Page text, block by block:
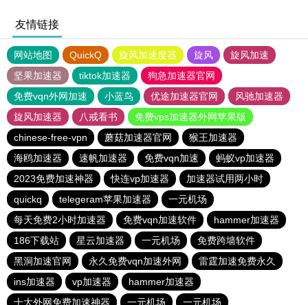
友情链接
网站地图 QuickQ 旋风加速度器 旋风
旋风加速
坚果加速器
tiktok加速器
狗急加速器官网
免费vqn外网加速
小蓝鸟 优途加速器官网
风驰加速器
旋风加速器
八戒看书
免费vps加速器外网苹果版
chinese-free-vpn
蘑菇加速器官网
猴王加速器
海鸥加速器
速帆加速器 免费vqn加速
蚂蚁vp加速器
2023免费加速神器
快连vp加速器
加速器试用两小时
quickq
telegeram苹果加速器
一元机场
每天免费2小时加速器
免费vqn加速软件
hammer加速器
186下载站
星云加速器 一元机场
免费跨墙软件
黑洞加速官网
永久免费vqn加速外网
雷霆加速免费永久
ins加速器
vp加速器
hammer加速器
十大外网免费加速神器
一元机场 一元机场